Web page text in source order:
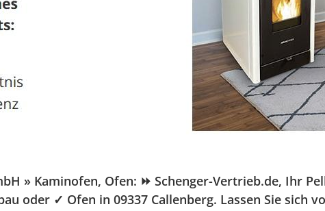
» Kaminofen, Ofen: ⏩ Schenger-Vertrieb.de, Ihr
oder ✓ Ofen in 09337 Callenberg. Lassen Sie sich